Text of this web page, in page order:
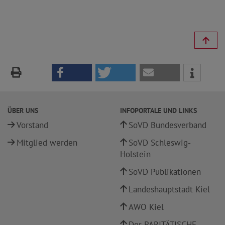
ÜBER UNS
Vorstand
Mitglied werden
INFOPORTALE UND LINKS
SoVD Bundesverband
SoVD Schleswig-
Holstein
SoVD Publikationen
Landeshauptstadt Kiel
AWO Kiel